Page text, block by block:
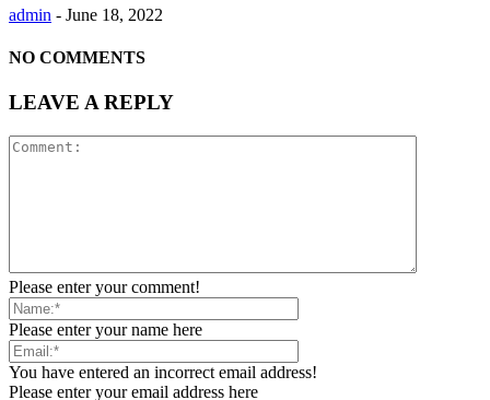
admin - June 18, 2022
NO COMMENTS
LEAVE A REPLY
Please enter your comment!
Please enter your name here
You have entered an incorrect email address!
Please enter your email address here